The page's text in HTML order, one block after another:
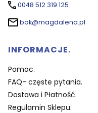
0048 512 319 125
bok@magdalena.pl
Linki w stopce
INFORMACJE.
Pomoc.
FAQ- częste pytania.
Dostawa i Płatność.
Regulamin Sklepu.